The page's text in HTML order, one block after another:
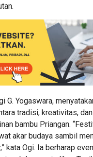
G. Yogaswara,
tradisi, kreativitas,
bambu Priangan.
akar budaya sambil
kata Ogi. Ia berharap